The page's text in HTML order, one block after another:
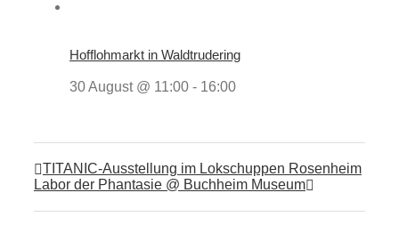
Hofflohmarkt in Waldtrudering
30 August @ 11:00 - 16:00
TITANIC-Ausstellung im Lokschuppen Rosenheim
Labor der Phantasie @ Buchheim Museum